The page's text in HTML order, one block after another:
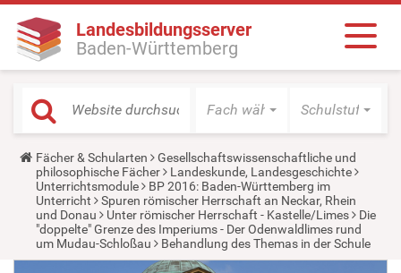
Landesbildungsserver
Baden-Württemberg
Fach wählen Schulstufe
Y
o
u
a
r
e
h
e
Fächer & Schularten
Gesellschaftswissenschaftliche und
philosophische Fächer
Landeskunde, Landesgeschichte
Unterrichtsmodule
BP 2016: Baden-Württemberg im
Unterricht
Spuren römischer Herrschaft an Neckar, Rhein
und Donau
Unter römischer Herrschaft - Kastelle/Limes
Die
"doppelte" Grenze des Imperiums - Der Odenwaldlimes rund
um Mudau-Schloßau
Behandlung des Themas in der Schule